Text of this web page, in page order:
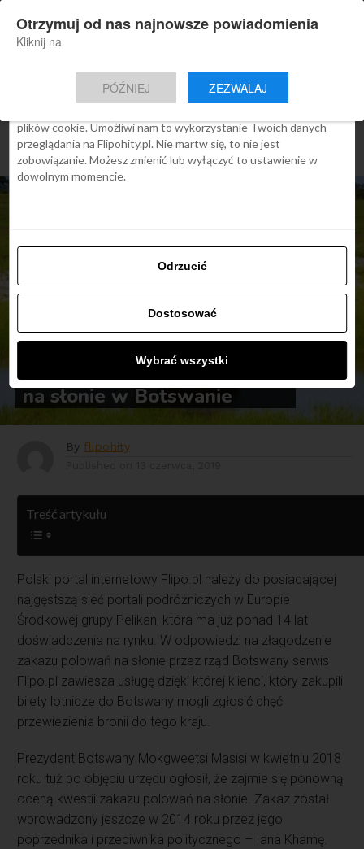
Nowa aplikacja Flipohity
Aktualne wiadomości, artykuły, TOP
Instalacja
Odpowiedź Flipo na
zniesienie zakazu polowań
na słonie w Botswanie
By flipohity
Treść artykułu
Polski portal internetowy Flipo.pl należy do posiadającej
najgęstszą sieć portali podróżniczych w Europie
Środkowej grupy Pelikan, która ma już ponad 14 lat
doświadczenia na rynku. W odpowiedzi na złagodzenie
zakazu polowań na słonie przez rząd Botswany serwis
Flipo.pl zawiesza usługę dzięki której klienci, który zakupili
bilety lotnicze do Botswany mogli zgłosić chęć
przewiezienia bronii do tego kraju.
Prezydent Botswany Mokgweetsi Masisi w kwietniu 2018
roku tuż po objęciu urzędu ogłosił, że zajmie się ponowną
oceną kwestii zakazu polowań na słonie. Zakaz został
wprowadzony jeszcze w 2014 roku przez jego
poprzednika i przeciwnika politycznego – Iana Khamę.
Zgoda Szczegóły O cookies
Ta strona używa plików cookies
We Flipo robimy wszystko, aby pokazać Ci tylko te treści, które
plików cookie. Umożliwi nam to wykorzystanie Twoich danych
przeglądania na Flipohity.pl. Nie martw się, to nie jest
zobowiązanie. Możesz zmienić lub wyłączyć to ustawienie w
dowolnym momencie.
Odrzucić
Dostosować
Wybrać wszystki
Otrzymuj od nas najnowsze powiadomienia
Kliknij na
PÓŹNIEJ ZEZWALAJ